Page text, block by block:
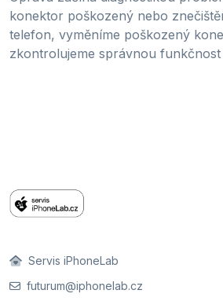
konektor poškozený nebo
telefon, vyměníme poškozený
zkontrolujeme správnou
Servis iPhoneLab
futurum@iphonelab.cz